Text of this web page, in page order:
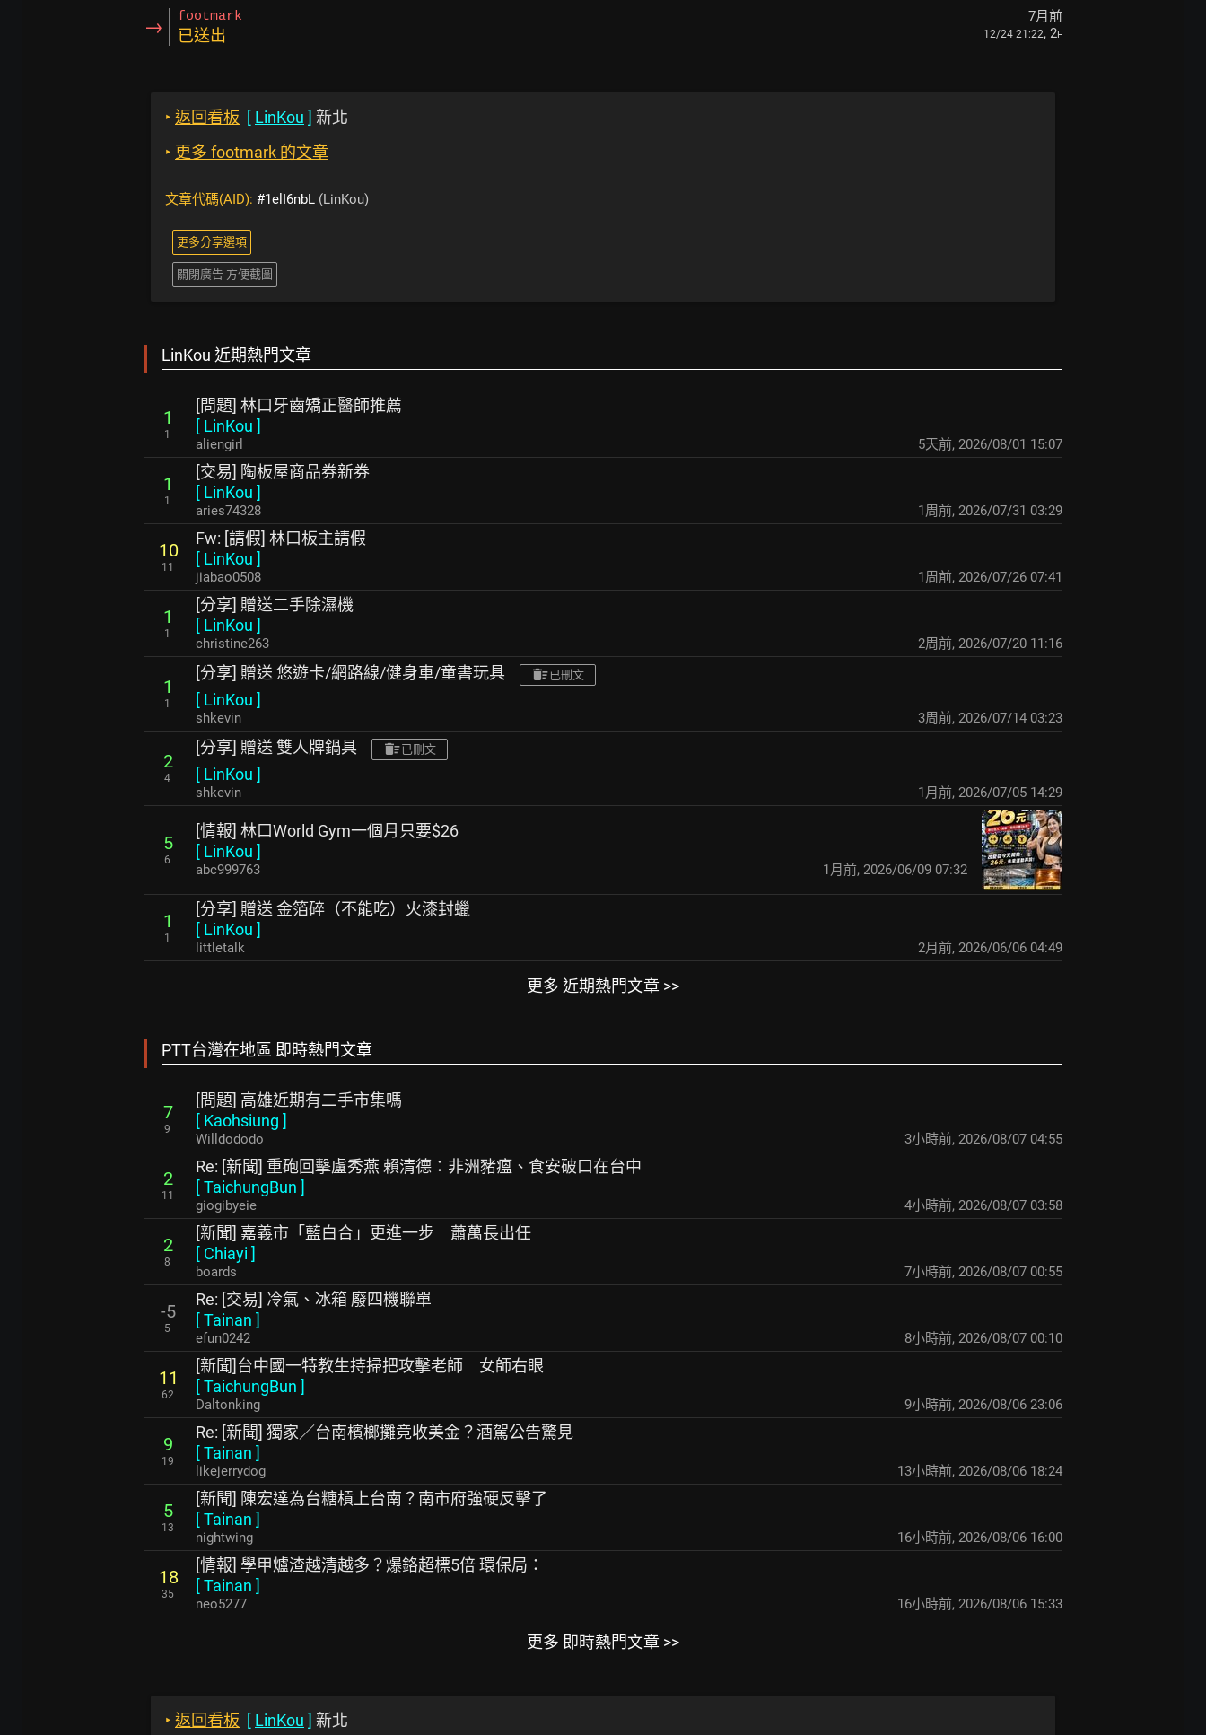
→ footmark 7月前
已送出 12/24 21:22, 2F
‣ 返回看板 [ LinKou ] 新北
‣ 更多 footmark 的文章
文章代碼(AID): #1elI6nbL (LinKou)
更多分享選項
關閉廣告 方便截圖
LinKou 近期熱門文章
1
1
[問題] 林口牙齒矯正醫師推薦
[ LinKou ]
aliengirl 5天前, 2026/08/01 15:07
1
1
[交易] 陶板屋商品券新券
[ LinKou ]
aries74328 1周前, 2026/07/31 03:29
10
11
Fw: [請假] 林口板主請假
[ LinKou ]
jiabao0508 1周前, 2026/07/26 07:41
1
1
[分享] 贈送二手除濕機
[ LinKou ]
christine263 2周前, 2026/07/20 11:16
1
1
[分享] 贈送 悠遊卡/網路線/健身車/童書玩具 已刪文
[ LinKou ]
shkevin 3周前, 2026/07/14 03:23
2
4
[分享] 贈送 雙人牌鍋具 已刪文
[ LinKou ]
shkevin 1月前, 2026/07/05 14:29
5
6
[情報] 林口World Gym一個月只要$26
[ LinKou ]
abc999763 1月前, 2026/06/09 07:32
1
1
[分享] 贈送 金箔碎（不能吃）火漆封蠟
[ LinKou ]
littletalk 2月前, 2026/06/06 04:49
更多 近期熱門文章 >>
PTT台灣在地區 即時熱門文章
7
9
[問題] 高雄近期有二手市集嗎
[ Kaohsiung ]
Willdododo 3小時前, 2026/08/07 04:55
2
11
Re: [新聞] 重砲回擊盧秀燕 賴清德：非洲豬瘟、食安破口在台中
[TaichungBun ]
giogibyeie 4小時前, 2026/08/07 03:58
2
8
[新聞] 嘉義市「藍白合」更進一步 蕭萬長出任
[ Chiayi ]
boards 7小時前, 2026/08/07 00:55
-5
5
Re: [交易] 冷氣、冰箱 廢四機聯單
[Tainan ]
efun0242 8小時前, 2026/08/07 00:10
11
62
[新聞]台中國一特教生持掃把攻擊老師 女師右眼
[TaichungBun ]
Daltonking 9小時前, 2026/08/06 23:06
9
19
Re: [新聞] 獨家／台南檳榔攤竟收美金？酒駕公告驚見
[Tainan ]
likejerrydog 13小時前, 2026/08/06 18:24
5
13
[新聞] 陳宏達為台糖槓上台南？南市府強硬反擊了
[Tainan ]
nightwing 16小時前, 2026/08/06 16:00
18
35
[情報] 學甲爐渣越清越多？爆鉻超標5倍 環保局：
[Tainan ]
neo5277 16小時前, 2026/08/06 15:33
更多 即時熱門文章 >>
‣ 返回看板 [ LinKou ] 新北